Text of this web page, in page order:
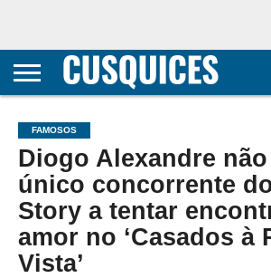
CONTACTOS
HOME
POLÍTICA DE
E COOKIES
SOBRE
TERMOS E
TRANSPARÊNCIA
METODOLOGIA
FAMOSOS
Diogo Alexandre
único concorrente
Story a tentar
amor no ‘Casados à
Vista’